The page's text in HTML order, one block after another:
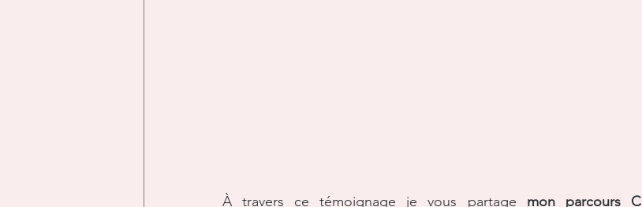
À travers ce témoignage je vous partage mon parcours